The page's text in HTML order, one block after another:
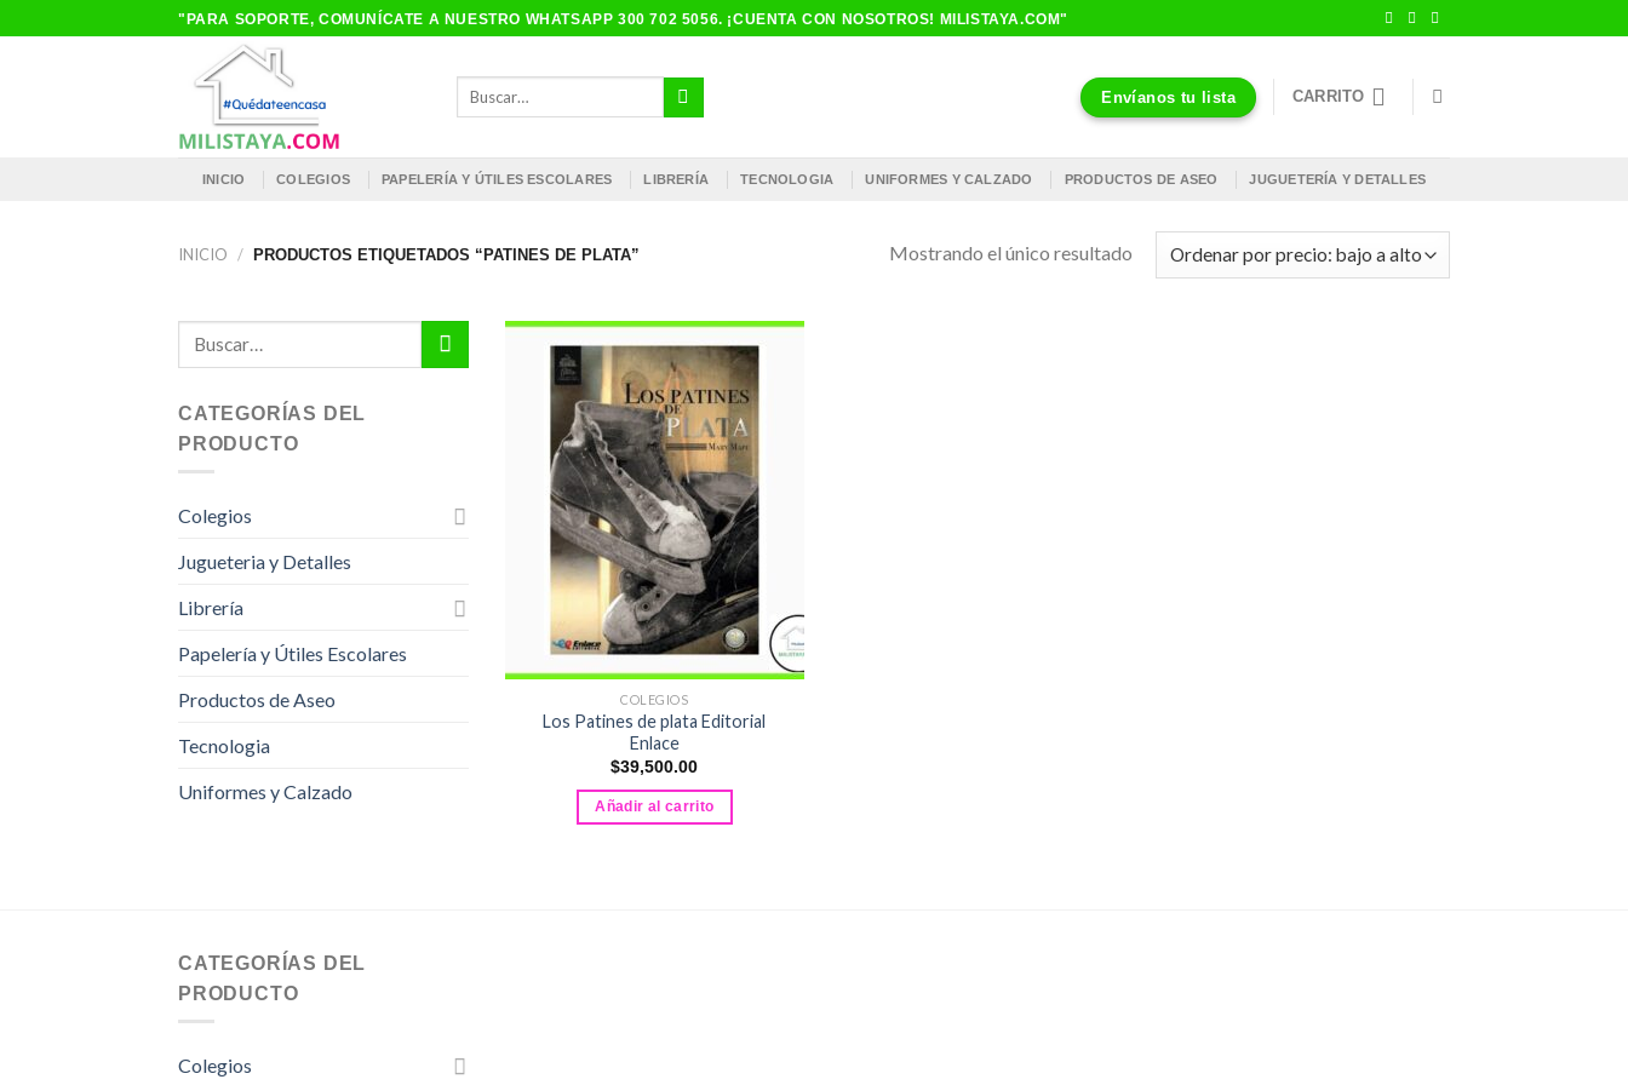
al
"PARA SOPORTE, COMUNÍCATE A NUESTRO WHATSAPP 300 702 5056. ¡CUENTA CON NOSOTROS! MILISTAYA.COM"
Envíanos tu lista CARRITO
INICIO COLEGIOS PAPELERÍA Y ÚTILES ESCOLARES LIBRERÍA TECNOLOGIA UNIFORMES Y CALZADO PRODUCTOS DE ASEO JUGUETERÍA Y DETALLES
INICIO / PRODUCTOS ETIQUETADOS “PATINES DE PLATA” Mostrando el único resultado
CATEGORÍAS DEL
PRODUCTO
Colegios
Jugueteria y Detalles
Librería
Papelería y Útiles Escolares
Productos de Aseo
Tecnologia
Uniformes y Calzado
COLEGIOS
Los Patines de plata Editorial
Enlace
$39,500.00
Añadir al carrito
CATEGORÍAS DEL
PRODUCTO
Colegios